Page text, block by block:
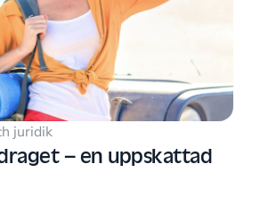
juridik
– en uppskattad